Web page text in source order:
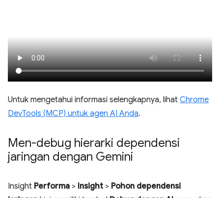
Untuk mengetahui informasi selengkapnya, lihat Chrome
DevTools (MCP) untuk agen AI Anda.
Men-debug hierarki dependensi
jaringan dengan Gemini
Insight Performa > Insight > Pohon dependensi